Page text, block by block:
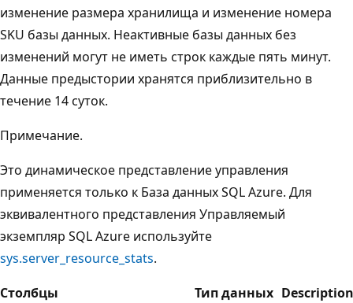
изменение размера хранилища и изменение номера
SKU базы данных. Неактивные базы данных без
изменений могут не иметь строк каждые пять минут.
Данные предыстории хранятся приблизительно в
течение 14 суток.
Примечание.
Это динамическое представление управления
применяется только к База данных SQL Azure. Для
эквивалентного представления Управляемый
экземпляр SQL Azure используйте
sys.server_resource_stats.
Столбцы
Тип данных Description